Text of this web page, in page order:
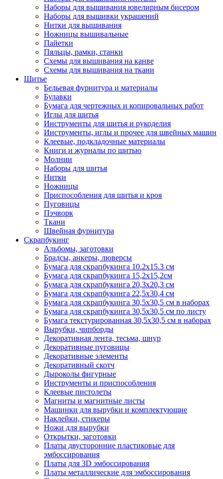
Наборы для вышивания ювелирным бисером
Наборы для вышивки украшений
Нитки для вышивания
Ножницы вышивальные
Пайетки
Пяльцы, рамки, станки
Схемы для вышивания на канве
Схемы для вышивания на ткани
Шитье
Бельевая фурнитура и материалы
Булавки
Бумага для чертежных и копировальных работ
Иглы для шитья
Инструменты для шитья и рукоделия
Инструменты, иглы и прочее для швейных машин
Клеевые, подкладочные материалы
Книги и журналы по шитью
Молнии
Наборы для шитья
Нитки
Ножницы
Приспособления для шитья и кроя
Пуговицы
Пэчворк
Ткани
Швейная фурнитура
Скрапбукинг
Альбомы, заготовки
Брадсы, анкеры, люверсы
Бумага для скрапбукинга 10.2х15.3 см
Бумага для скрапбукинга 15,2х15,2см
Бумага для скрапбукинга 20,3х20,3 см
Бумага для скрапбукинга 22,5х30,4 см
Бумага для скрапбукинга 30,5х30,5 см в наборах
Бумага для скрапбукинга 30,5х30,5 см по листу
Бумага текстурированная 30,5х30,5 см в наборах
Вырубки, чипборды
Декоративная лента, тесьма, шнур
Декоративные пуговицы
Декоративные элементы
Декоративный скотч
Дыроколы фигурные
Инструменты и приспособления
Клеевые пистолеты
Магниты и магнитные листы
Машинки для вырубки и комплектующие
Наклейки, стикеры
Ножи для вырубки
Открытки, заготовки
Платы двусторонние пластиковые для
эмбоссирования
Платы для 3D эмбоссирования
Платы металлические для эмбоссирования